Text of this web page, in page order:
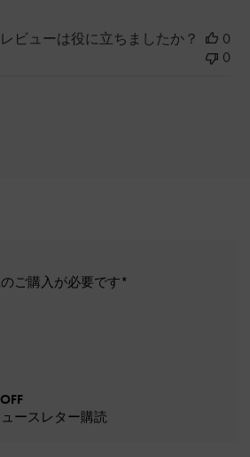
ビューは役に立ちましたか？
0
0
ご購入が必要です*
ースレター購読